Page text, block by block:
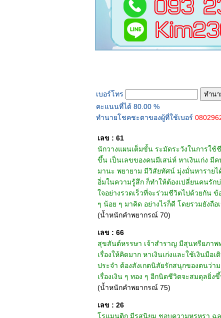
เบอร์โทร
คะแนนที่ได้ 80.00 %
ทำนายโชคชะตาของผู้ที่ใช้เบอร์
เลข : 61
นักวางแผนเต็มขั้น ระมัดระวังในการใช้
ขึ้น เป็นเลขของคนมีเสน่ห์ หาเงินเก่ง มี
มานะ พยายาม มีวิสัยทัศน์ มุ่งมั่นหารายไ
อิ่มในความรู้สึก ก็ทำให้ต้องเปลี่ยนคนรัก
ใจอย่างรวดเร็วที่จะร่วมชีวิตไปด้วยกัน
ๆ น้อย ๆ มาคิด อย่างไรก็ดี โดยรวมยังถื
(น้ำหนักคำพยากรณ์ 70)
เลข : 66
สุขสันต์หรรษา เจ้าสำราญ มีสุนทรียภา
เรื่องให้คิดมาก หาเงินเก่งและใช้เงินมื
ประจำ ต้องสังเกตนิสัยรักสนุกของตนว่าม
เรื่องเงิน ๆ ทอง ๆ อีกนิดชีวิตจะสมดุลยิ่ง
(น้ำหนักคำพยากรณ์ 75)
เลข : 26
โรแมนติก มีรสนิยม ชอบความหรูหรา ฉ